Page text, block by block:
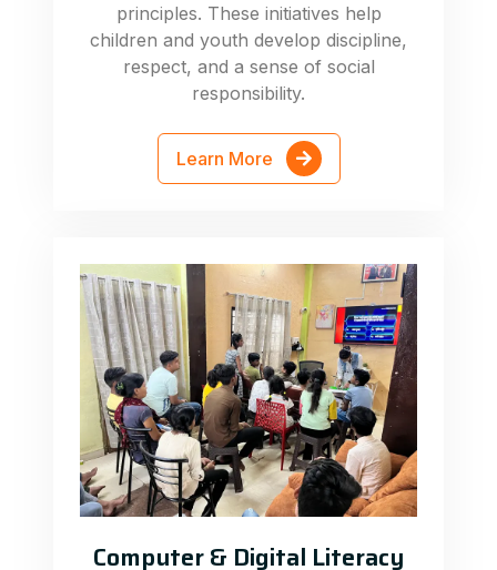
principles. These initiatives help
children and youth develop discipline,
respect, and a sense of social
responsibility.
Learn More
Computer & Digital Literacy